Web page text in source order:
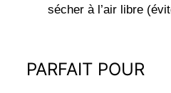
sécher à l’air libre
PARFAIT POUR